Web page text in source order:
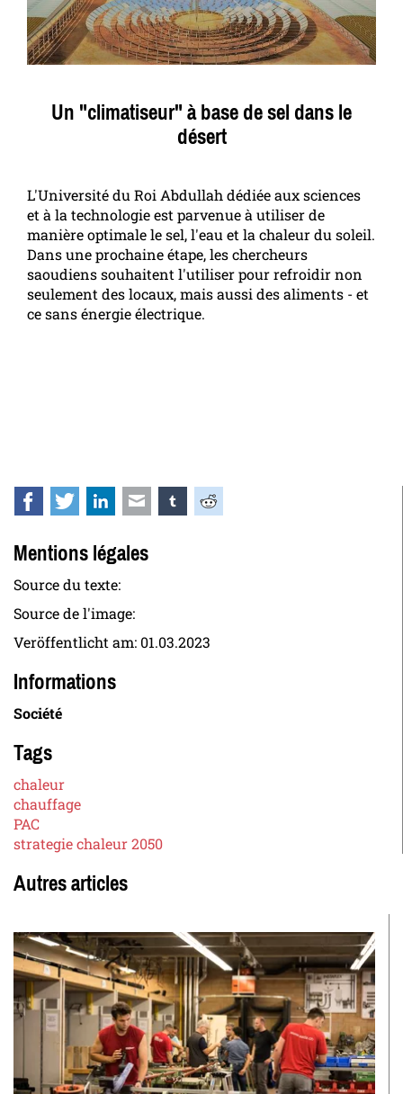
Un "climatiseur" à base de sel dans le
désert
L'Université du Roi Abdullah dédiée aux sciences
et à la technologie est parvenue à utiliser de
manière optimale le sel, l'eau et la chaleur du soleil.
Dans une prochaine étape, les chercheurs
saoudiens souhaitent l'utiliser pour refroidir non
seulement des locaux, mais aussi des aliments - et
ce sans énergie électrique.
Facebook
TwitterLinkedInE-mail tumblrReddit
Mentions légales
Source du texte:
Source de l'image:
Veröffentlicht am: 01.03.2023
Informations
Société
Tags
chaleur
chauffage
PAC
strategie chaleur 2050
Autres articles